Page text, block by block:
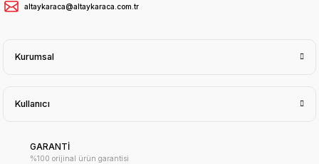
altaykaraca@altaykaraca.com.tr
Kurumsal
Kullanıcı
GARANTİ
%100 orijinal ürün garantisi